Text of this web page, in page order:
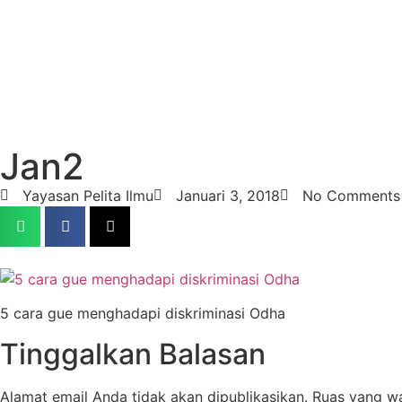
Jan2
Yayasan Pelita Ilmu Januari 3, 2018 No Comments
5 cara gue menghadapi diskriminasi Odha
Tinggalkan Balasan
Alamat email Anda tidak akan dipublikasikan. Ruas yang